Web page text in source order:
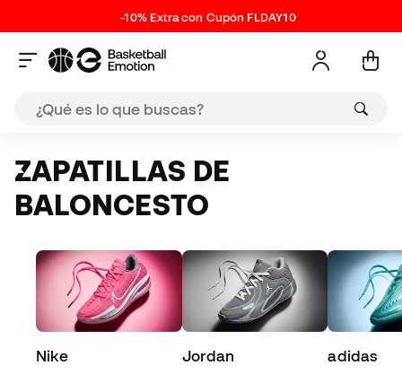
-10% Extra con Cupón FLDAY10
ZAPATILLAS DE
BALONCESTO
Nike Jordan adidas